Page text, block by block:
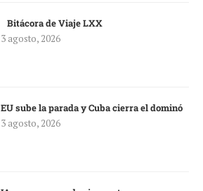
Bitácora de Viaje LXX
3 agosto, 2026
EU sube la parada y Cuba cierra el dominó
3 agosto, 2026